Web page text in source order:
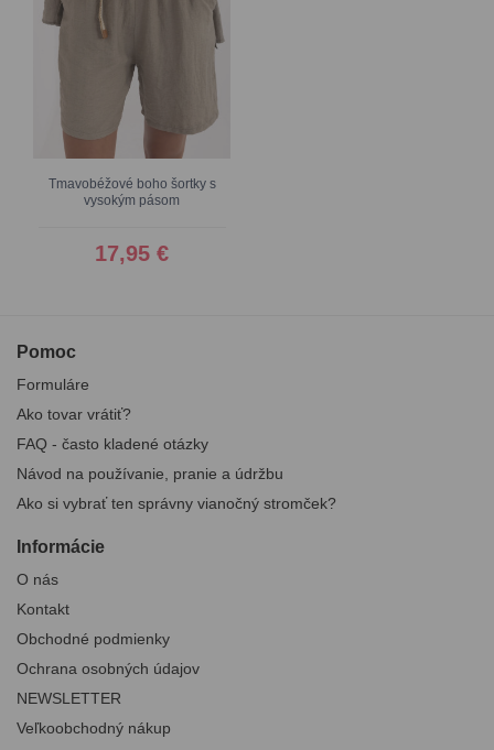
Tmavobéžové boho šortky s
vysokým pásom
17,95 €
Pomoc
Formuláre
Ako tovar vrátiť?
FAQ - často kladené otázky
Návod na používanie, pranie a údržbu
Ako si vybrať ten správny vianočný stromček?
Informácie
O nás
Kontakt
Obchodné podmienky
Ochrana osobných údajov
NEWSLETTER
Veľkoobchodný nákup